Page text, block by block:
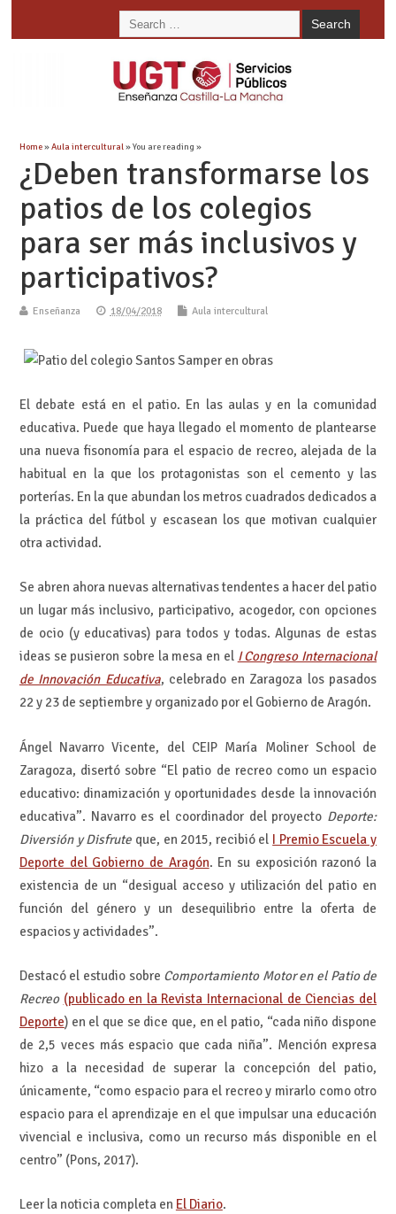
Home»Aula intercultural» You are reading »
¿Deben transformarse los
patios de los colegios
para ser más inclusivos y
participativos?
Enseñanza 18/04/2018 Aula intercultural
El debate está en el patio. En las aulas y en la comunidad
educativa. Puede que haya llegado el momento de plantearse
una nueva fisonomía para el espacio de recreo, alejada de la
habitual en la que los protagonistas son el cemento y las
porterías. En la que abundan los metros cuadrados dedicados a
la práctica del fútbol y escasean los que motivan cualquier
otra actividad.
Se abren ahora nuevas alternativas tendentes a hacer del patio
un lugar más inclusivo, participativo, acogedor, con opciones
de ocio (y educativas) para todos y todas. Algunas de estas
ideas se pusieron sobre la mesa en el I Congreso Internacional
de Innovación Educativa, celebrado en Zaragoza los pasados
22 y 23 de septiembre y organizado por el Gobierno de Aragón.
Ángel Navarro Vicente, del CEIP María Moliner School de
Zaragoza, disertó sobre “El patio de recreo como un espacio
educativo: dinamización y oportunidades desde la innovación
educativa”. Navarro es el coordinador del proyecto Deporte:
Diversión y Disfrute que, en 2015, recibió el I Premio Escuela y
Deporte del Gobierno de Aragón. En su exposición razonó la
existencia de un “desigual acceso y utilización del patio en
función del género y un desequilibrio entre la oferta de
espacios y actividades”.
Destacó el estudio sobre Comportamiento Motor en el Patio de
Recreo (publicado en la Revista Internacional de Ciencias del
Deporte) en el que se dice que, en el patio, “cada niño dispone
de 2,5 veces más espacio que cada niña”. Mención expresa
hizo a la necesidad de superar la concepción del patio,
únicamente, “como espacio para el recreo y mirarlo como otro
espacio para el aprendizaje en el que impulsar una educación
vivencial e inclusiva, como un recurso más disponible en el
centro” (Pons, 2017).
Leer la noticia completa en El Diario.